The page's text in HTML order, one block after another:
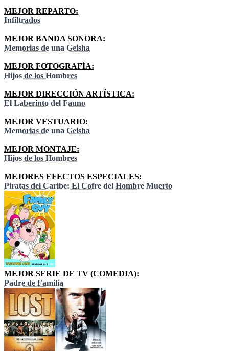
MEJOR REPARTO:
Infiltrados
MEJOR BANDA SONORA:
Memorias de una Geisha
MEJOR FOTOGRAFÍA:
Hijos de los Hombres
MEJOR DIRECCIÓN ARTÍSTICA:
El Laberinto del Fauno
MEJOR VESTUARIO:
Memorias de una Geisha
MEJOR MONTAJE:
Hijos de los Hombres
MEJORES EFECTOS ESPECIALES:
Piratas del Caribe: El Cofre del Hombre Muerto
MEJOR SERIE DE TV (COMEDIA):
Padre de Familia